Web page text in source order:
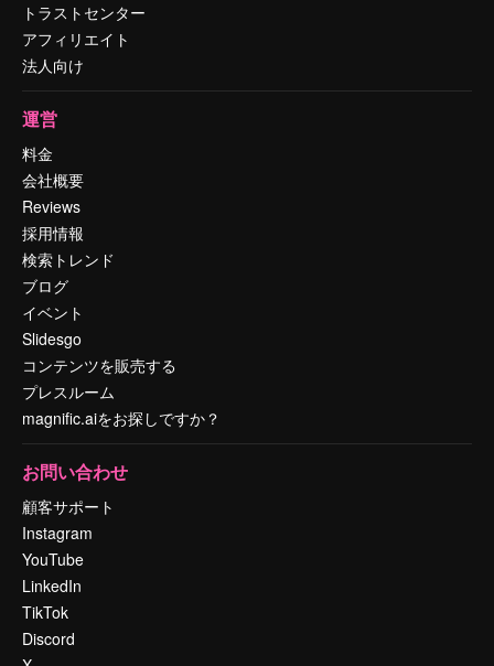
トラストセンター
アフィリエイト
法人向け
運営
料金
会社概要
Reviews
採用情報
検索トレンド
ブログ
イベント
Slidesgo
コンテンツを販売する
プレスルーム
magnific.aiをお探しですか？
お問い合わせ
顧客サポート
Instagram
YouTube
LinkedIn
TikTok
Discord